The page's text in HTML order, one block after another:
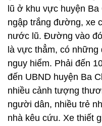
lũ ở khu vực huyện
ngập trắng đường, xe
nước lũ. Đường vào
là vực thẳm, có
nguy hiểm. Phải đến
đến UBND huyện Ba
nhiều cảnh tượng
người dân, nhiều trẻ
nhà kêu cứu. Xe thiết